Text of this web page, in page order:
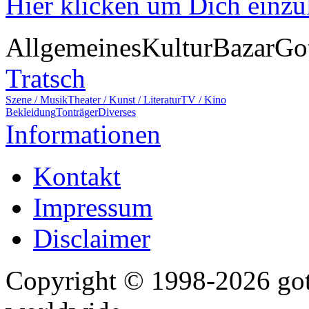
AllgemeinesKulturBazar
Tratsch
Szene / MusikTheater / Kunst / LiteraturTV / Kino
BekleidungTonträgerDiverses
Informationen
Kontakt
Impressum
Disclaimer
Copyright © 1998-2026